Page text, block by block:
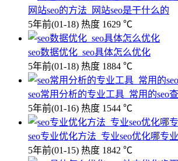
网站seo的方法_网站seo是干什么的
5年前(01-18) 热度 1629 ℃
seo数据优化_seo具体怎么优化
5年前(01-18) 热度 1884 ℃
seo常用分析的专业工具_常用的seo
5年前(01-16) 热度 1544 ℃
seo专业优化方法_专业seo优化哪专业
5年前(01-15) 热度 1842 ℃